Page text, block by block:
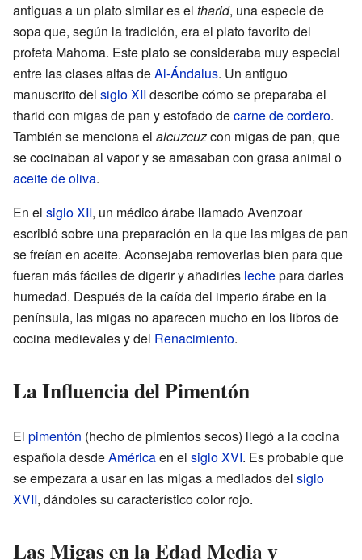
antiguas a un plato similar es el tharid, una especie de
sopa que, según la tradición, era el plato favorito del
profeta Mahoma. Este plato se consideraba muy especial
entre las clases altas deAl-Ándalus. Un antiguo
manuscrito del siglo XII describe cómo se preparaba el
tharid con migas de pan y estofado decarne de cordero.
También se menciona el alcuzcuzcon migas de pan, que
se cocinaban al vapor y se amasaban con grasa animal o
aceite de oliva.
En el siglo XII, un médico árabe llamado Avenzoar
escribió sobre una preparación en la que las migas de pan
se freían en aceite. Aconsejaba removerlas bien para que
fueran más fáciles de digerir y añadirles lechepara darles
humedad. Después de la caída del imperio árabe en la
península, las migas no aparecen mucho en los libros de
cocina medievales y del Renacimiento.
La Influencia del Pimentón
El pimentón (hecho de pimientos secos) llegó a la cocina
española desdeAméricaen el siglo XVI. Es probable que
se empezara a usar en las migas a mediados del siglo
XVII, dándoles su característico color rojo.
Las Migas en la Edad Media y